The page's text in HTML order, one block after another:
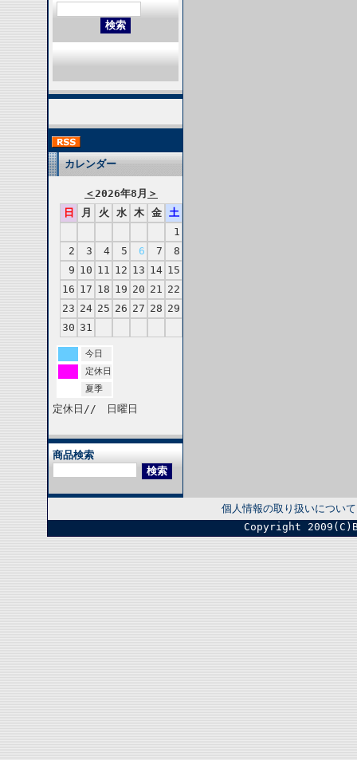
カレンダー
＜2026年8月 ＞
日
月 火 水 木 金
土
1
2
3 4 5 6 7
8
9 10 11 12 13 14 15
16 17 18 19 20 21 22
23 24 25 26 27 28 29
30 31
今日
定休日
夏季
定休日// 日曜日
商品検索
個人情報の取り扱いについて
Copyright